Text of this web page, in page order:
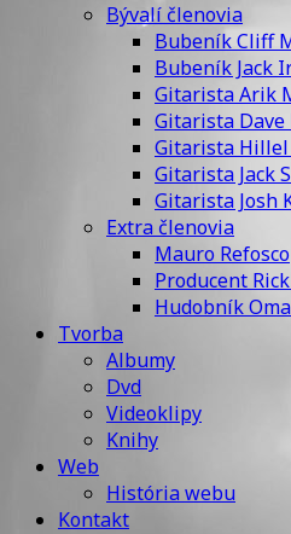
Bývalí členovia
Bubeník Cliff
Bubeník Jack
Gitarista Arik
Gitarista
Gitarista Hillel
Gitarista Jack
Gitarista Josh
Extra členovia
Mauro Refosco
Producent
Hudobník
Tvorba
Albumy
Dvd
Videoklipy
Knihy
Web
História webu
Kontakt